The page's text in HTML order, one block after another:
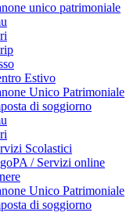
unico patrimoniale
Estivo
Unico Patrimoniale
di soggiorno
Scolastici
/ Servizi online
Unico Patrimoniale
di soggiorno